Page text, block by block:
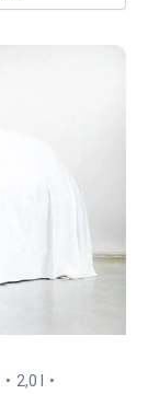
2,0 l